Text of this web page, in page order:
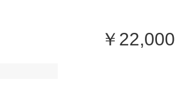
￥22,000